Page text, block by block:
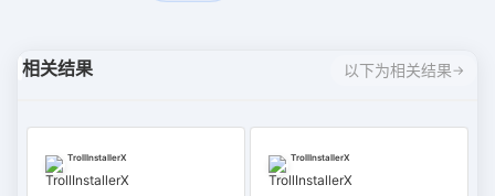
相关结果 以下为相关结果
TrollInstallerX TrollInstallerX